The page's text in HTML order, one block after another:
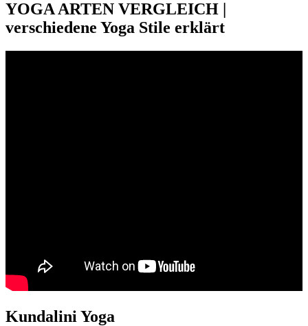
YOGA ARTEN VERGLEICH |
verschiedene Yoga Stile erklärt
Kundalini Yoga